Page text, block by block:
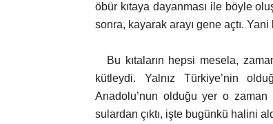
öbür kıtaya dayanması ile böyle
sonra, kayarak arayı gene açtı.
Bu kıtaların hepsi mesela,
kütleydi. Yalnız Türkiye’nin
Anadolu’nun olduğu yer o zaman
sulardan çıktı, işte bugünkü halini